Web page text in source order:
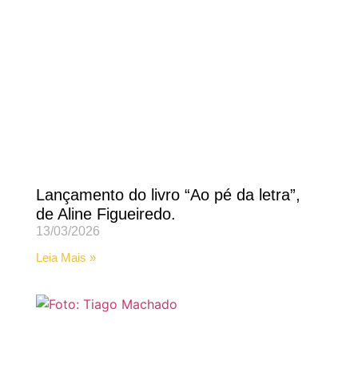
Lançamento do livro “Ao pé da letra”,
de Aline Figueiredo.
13/03/2026
Leia Mais »